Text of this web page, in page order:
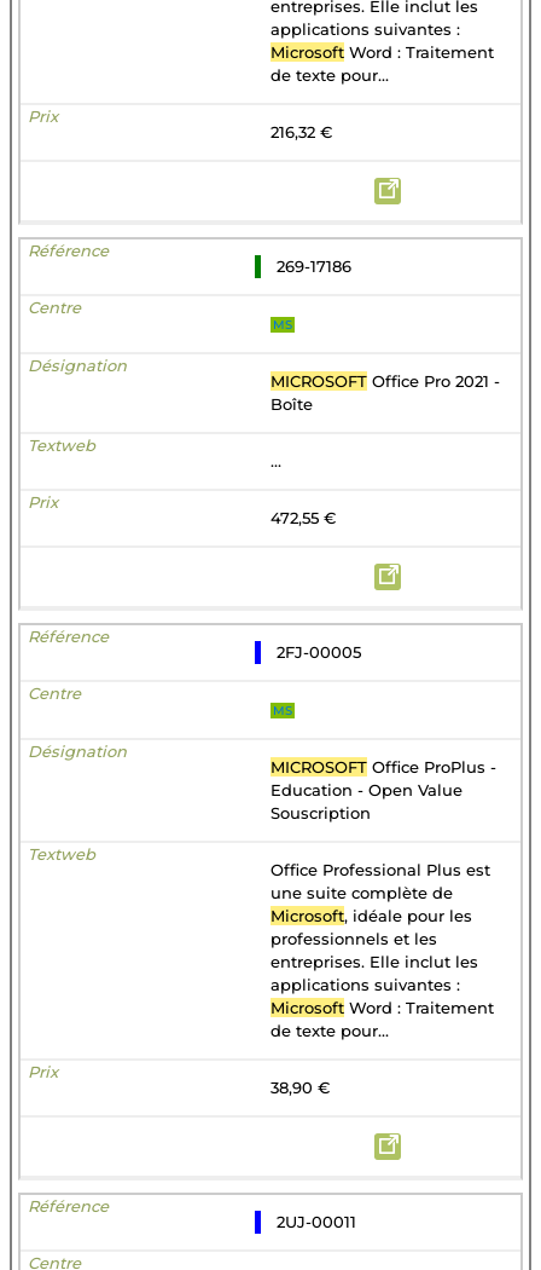
entreprises. Elle inclut les
applications suivantes :
Microsoft Word : Traitement
de texte pour...
216,32 €
269-17186
MS
MICROSOFT Office Pro 2021 -
Boîte
...
472,55 €
2FJ-00005
MS
MICROSOFT Office ProPlus -
Education - Open Value
Souscription
Office Professional Plus est
une suite complète de
Microsoft, idéale pour les
professionnels et les
entreprises. Elle inclut les
applications suivantes :
Microsoft Word : Traitement
de texte pour...
38,90 €
2UJ-00011